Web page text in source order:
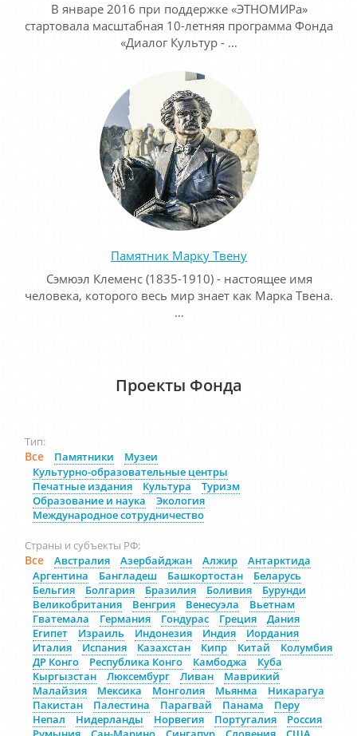
В январе 2016 при поддержке «ЭТНОМИРа»
стартовала масштабная 10-летняя программа Фонда
«Диалог Культур - …
Памятник Марку Твену
Сэмюэл Клеменс (1835-1910) - настоящее имя
человека, которого весь мир знает как Марка Твена.
…
Проекты Фонда
Тип:
Все Памятники
Музеи
Культурно-образовательные центры
Печатные издания
Культура
Туризм
Образование и наука
Экология
Международное сотрудничество
Страны и субъекты РФ:
Все Австралия Азербайджан Алжир
Антарктида
Аргентина
Бангладеш Башкортостан
Беларусь
Бельгия
Болгария Бразилия Боливия
Бурунди
Великобритания
Венгрия Венесуэла
Вьетнам
Гватемала
Германия Гондурас Греция
Дания
Египет
Израиль Индонезия Индия
Иордания
Италия
Испания Казахстан Кипр Китай
Колумбия
ДР Конго
Республика Конго Камбоджа
Куба
Кыргызстан
Люксембург Ливан
Маврикий
Малайзия
Мексика Монголия Мьянма
Никарагуа
Пакистан
Палестина Парагвай Панама
Перу
Непал
Нидерланды Норвегия Португалия
Россия